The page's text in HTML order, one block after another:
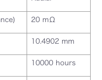
20 mΩ
10.4902 mm
10000 hours